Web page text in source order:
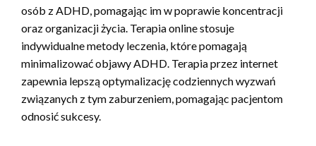
osób z ADHD, pomagając im w poprawie koncentracji
oraz organizacji życia. Terapia online stosuje
indywidualne metody leczenia, które pomagają
minimalizować objawy ADHD. Terapia przez internet
zapewnia lepszą optymalizację codziennych wyzwań
związanych z tym zaburzeniem, pomagając pacjentom
odnosić sukcesy.